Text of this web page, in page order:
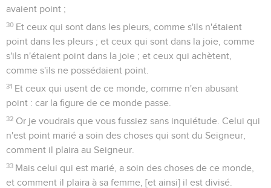
avaient point ;
30 Et ceux qui sont dans les pleurs, comme s'ils n'étaient
point dans les pleurs ; et ceux qui sont dans la joie, comme
s'ils n'étaient point dans la joie ; et ceux qui achètent,
comme s'ils ne possédaient point.
31 Et ceux qui usent de ce monde, comme n'en abusant
point : car la figure de ce monde passe.
32 Or je voudrais que vous fussiez sans inquiétude. Celui qui
n'est point marié a soin des choses qui sont du Seigneur,
comment il plaira au Seigneur.
33 Mais celui qui est marié, a soin des choses de ce monde,
et comment il plaira à sa femme, [et ainsi] il est divisé.